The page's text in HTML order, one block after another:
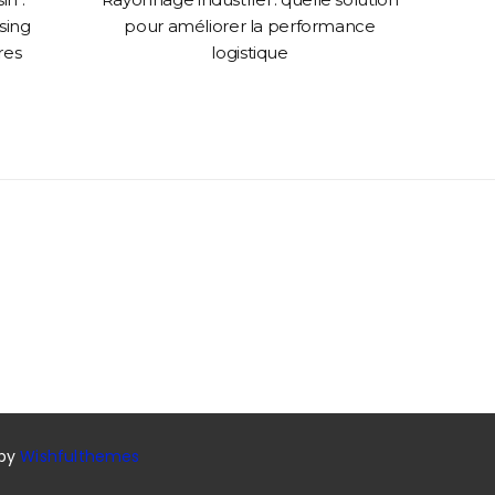
pour améliorer la performance
logistique
Wishfulthemes